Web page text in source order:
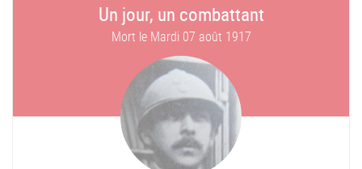
Un jour, un combattant
Mort le Mardi 07 août 1917